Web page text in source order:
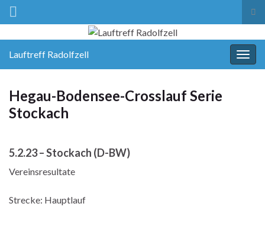
Lauftreff Radolfzell
Hegau-Bodensee-Crosslauf Serie
Stockach
5.2.23 – Stockach (D-BW)
Vereinsresultate
Strecke: Hauptlauf